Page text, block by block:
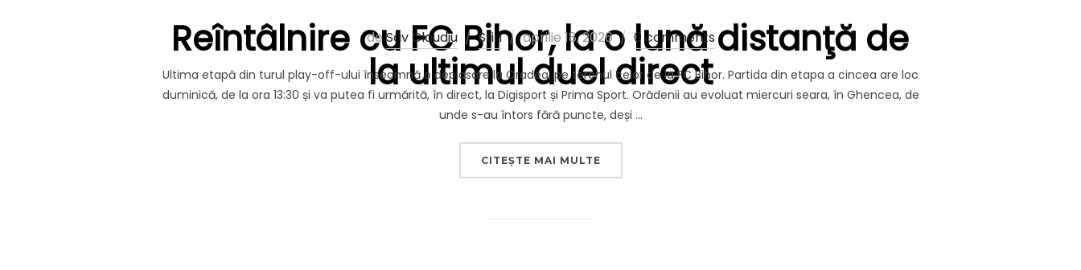
Reîntâlnire cu FC Bihor, la o lună distanţă de
la ultimul duel direct
de Sav Claudiu Stiri
Publicat
pe
aprilie 18, 2026 0 comments
Ultima etapă din turul play-off-ului înseamnă o deplasare la Oradea, pe terenul celor de la FC Bihor. Partida din etapa a cincea are loc
duminică, de la ora 13:30 și va putea fi urmărită, în direct, la Digisport și Prima Sport. Orădenii au evoluat miercuri seara, în Ghencea, de
unde s-au întors fără puncte, deși …
CITEȘTE MAI MULTE„REÎNTÂLNIRE CU FC BIHOR, LA O LUNĂ DISTANŢĂ DE LA ULTIMUL DUEL